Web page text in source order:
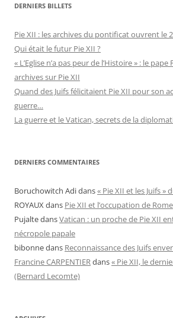
DERNIERS BILLETS
Pie XII : les archives du pontificat ouvrent le
Qui était le futur Pie XII ?
« L’Eglise n’a pas peur de l’Histoire » : le
archives sur Pie XII
Quand des Juifs félicitaient Pie XII pour son
guerre…
La guerre et le Vatican, secrets de la
DERNIERS COMMENTAIRES
Boruchowitch Adidans« Pie XII et les Juifs »
ROYAUXdans Pie XII et l’occupation de Rome
PujaltedansVatican : un proche de Pie XII
nécropole papale
bibonnedans Reconnaissance des Juifs
Francine CARPENTIERdans« Pie XII, le
(Bernard Lecomte)